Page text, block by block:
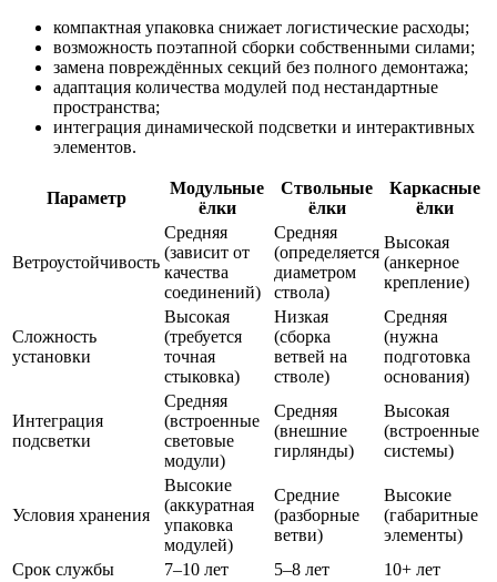
компактная упаковка снижает логистические расходы;
возможность поэтапной сборки собственными силами;
замена повреждённых секций без полного демонтажа;
адаптация количества модулей под нестандартные
пространства;
интеграция динамической подсветки и интерактивных
элементов.
Параметр
Модульные
ёлки
Ствольные
ёлки
Каркасные
ёлки
Ветроустойчивость
Средняя
(зависит от
качества
соединений)
Средняя
(определяется
диаметром
ствола)
Высокая
(анкерное
крепление)
Сложность
установки
Высокая
(требуется
точная
стыковка)
Низкая
(сборка
ветвей на
стволе)
Средняя
(нужна
подготовка
основания)
Интеграция
подсветки
Средняя
(встроенные
световые
модули)
Средняя
(внешние
гирлянды)
Высокая
(встроенные
системы)
Условия хранения
Высокие
(аккуратная
упаковка
модулей)
Средние
(разборные
ветви)
Высокие
(габаритные
элементы)
Срок службы
7–10 лет 5–8 лет 10+ лет